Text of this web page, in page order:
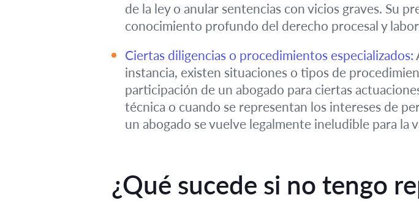
de la ley o anular sentencias con vicios graves. Su
conocimiento profundo del derecho procesal y
Ciertas diligencias o procedimientos especializados:
instancia, existen situaciones o tipos de
participación de un abogado para ciertas
técnica o cuando se representan los intereses de
un abogado se vuelve legalmente ineludible para la
¿Qué sucede si no tengo